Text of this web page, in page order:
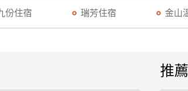
份住宿 瑞芳住宿 金山
推